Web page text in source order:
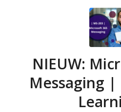
NIEUW:
Messaging |